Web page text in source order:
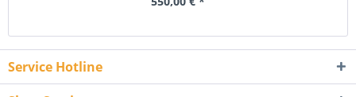
Service Hotline